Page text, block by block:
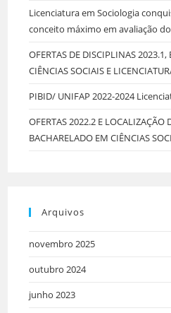
Licenciatura em Sociologia
conceito máximo em avaliação
OFERTAS DE DISCIPLINAS
CIÊNCIAS SOCIAIS E
PIBID/ UNIFAP 2022-2024
OFERTAS 2022.2 E LOCALIZAÇÃO
BACHARELADO EM CIÊNCIAS
Arquivos
novembro 2025
outubro 2024
junho 2023